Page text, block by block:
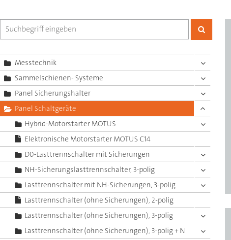
Messtechnik
Sammelschienen- Systeme
Panel Sicherungshalter
Panel Schaltgeräte
Hybrid-Motorstarter MOTUS
Elektronische Motorstarter MOTUS C14
D0-Lasttrennschalter mit Sicherungen
NH-Sicherungslasttrennschalter, 3-polig
Lasttrennschalter mit NH-Sicherungen, 3-polig
Lasttrennschalter (ohne Sicherungen), 2-polig
Lasttrennschalter (ohne Sicherungen), 3-polig
Lasttrennschalter (ohne Sicherungen), 3-polig + N